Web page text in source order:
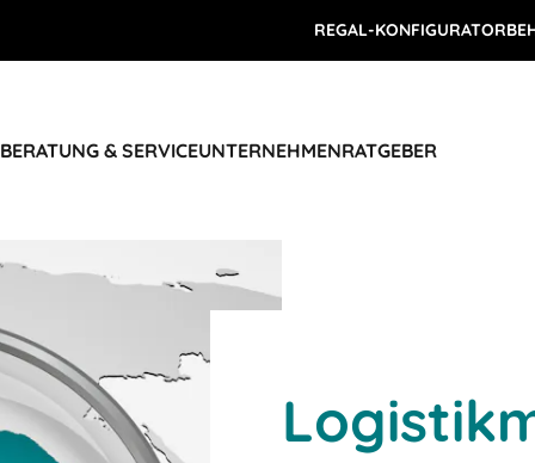
REGAL-KONFIGURATOR
BERATUNG & SERVICEUNTERNEHMENRATGEBER